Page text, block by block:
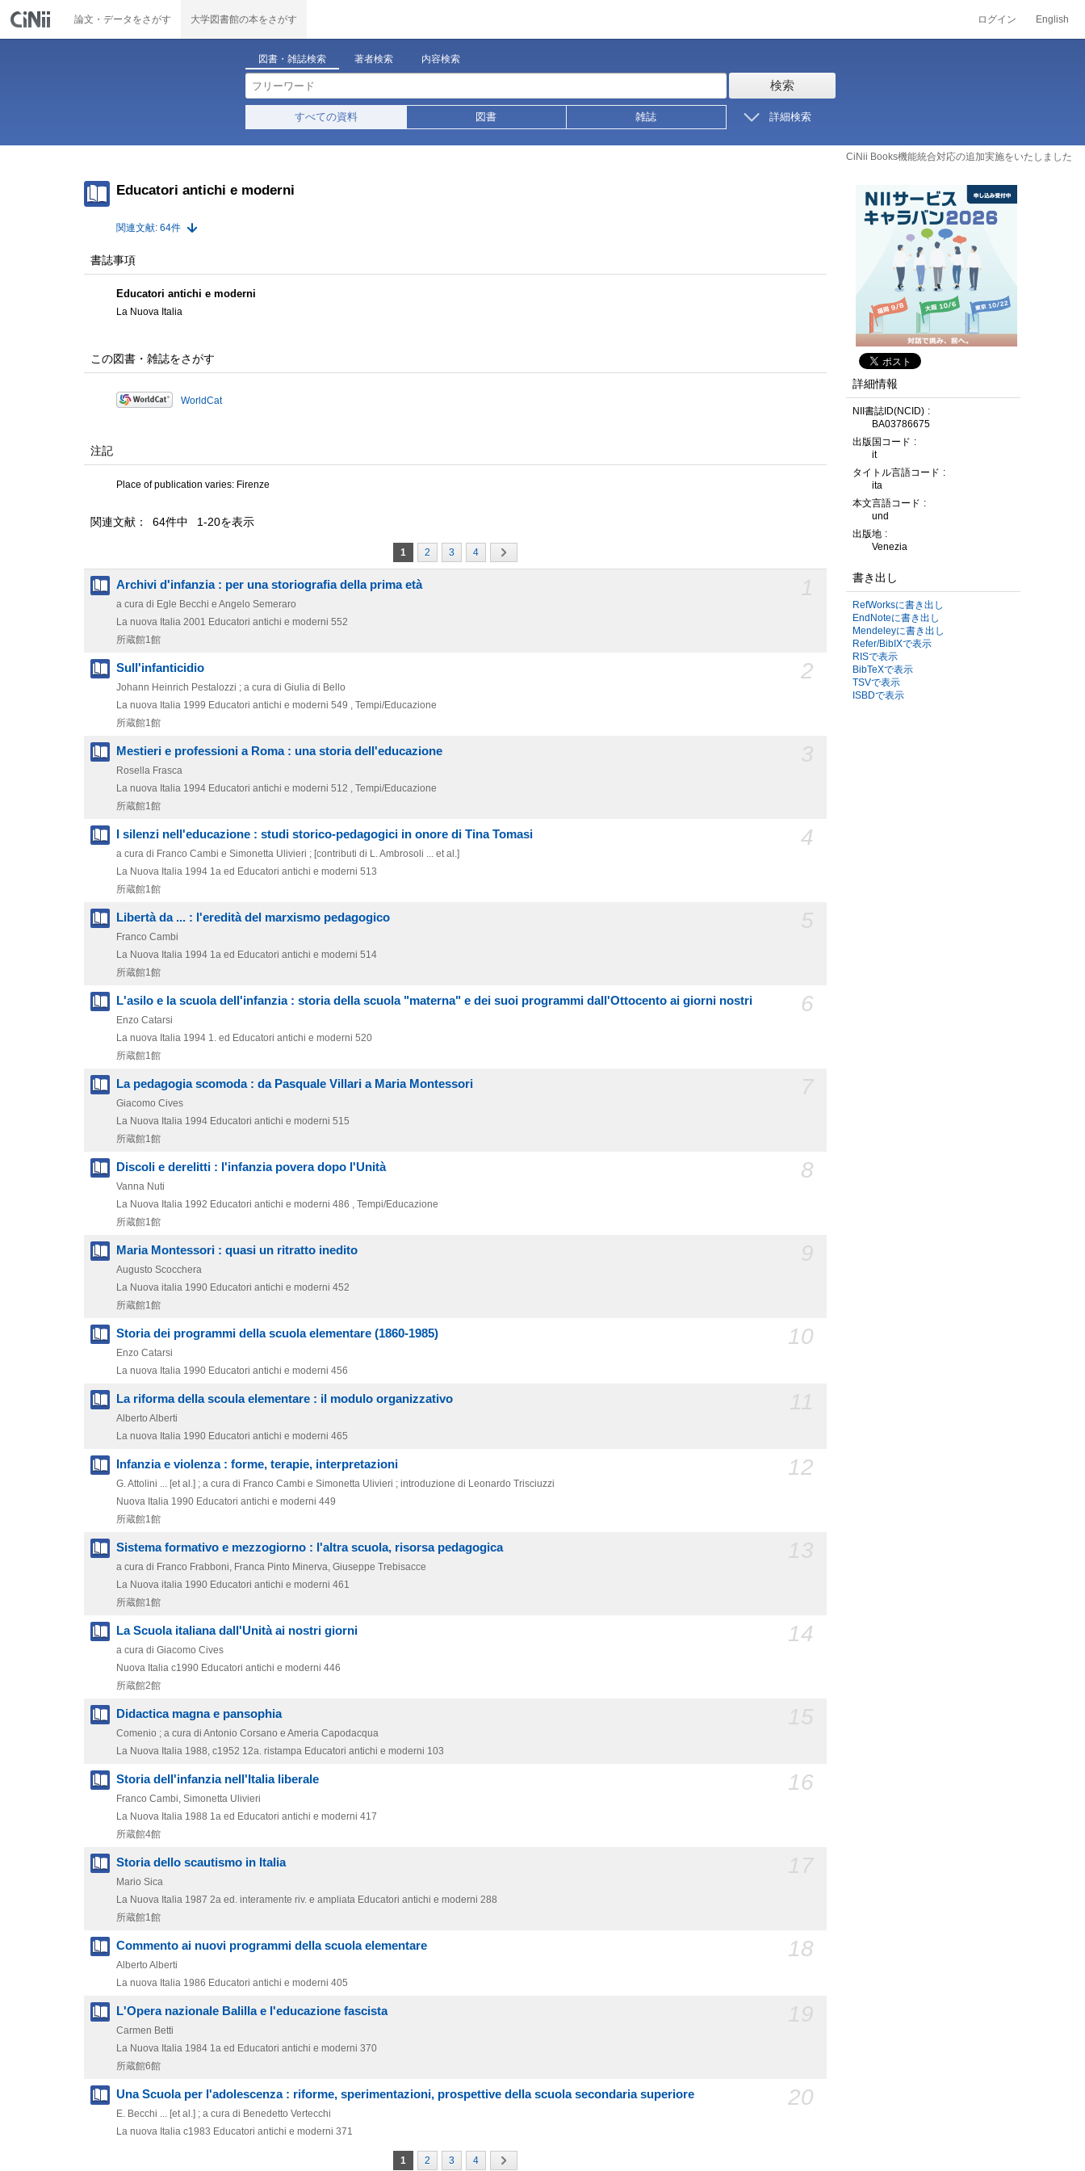
論文・データをさがす 大学図書館の本をさがす ログイン English
図書・雑誌検索 著者検索 内容検索
検索
すべての資料 図書 雑誌 詳細検索
CiNii Books機能統合対応の追加実施をいたしました
Educatori antichi e moderni
関連文献: 64件
書誌事項
Educatori antichi e moderni
La Nuova Italia
この図書・雑誌をさがす
WorldCat
注記
Place of publication varies: Firenze
関連文献： 64件中 1-20を表示
1 2 3 4
Archivi d'infanzia : per una storiografia della prima età
a cura di Egle Becchi e Angelo Semeraro
La nuova Italia 2001 Educatori antichi e moderni 552
所蔵館1館
2
Sull'infanticidio
Johann Heinrich Pestalozzi ; a cura di Giulia di Bello
La nuova Italia 1999 Educatori antichi e moderni 549 , Tempi/Educazione
所蔵館1館
Mestieri e professioni a Roma : una storia dell'educazione
Rosella Frasca
La nuova Italia 1994 Educatori antichi e moderni 512 , Tempi/Educazione
所蔵館1館
4
I silenzi nell'educazione : studi storico-pedagogici in onore di Tina Tomasi
a cura di Franco Cambi e Simonetta Ulivieri ; [contributi di L. Ambrosoli ... et al.]
La Nuova Italia 1994 1a ed Educatori antichi e moderni 513
所蔵館1館
Libertà da ... : l'eredità del marxismo pedagogico
Franco Cambi
La Nuova Italia 1994 1a ed Educatori antichi e moderni 514
所蔵館1館
6
L'asilo e la scuola dell'infanzia : storia della scuola "materna" e dei suoi programmi dall'Ottocento ai giorni nostri
Enzo Catarsi
La nuova Italia 1994 1. ed Educatori antichi e moderni 520
所蔵館1館
La pedagogia scomoda : da Pasquale Villari a Maria Montessori
Giacomo Cives
La Nuova Italia 1994 Educatori antichi e moderni 515
所蔵館1館
8
Discoli e derelitti : l'infanzia povera dopo l'Unità
Vanna Nuti
La Nuova Italia 1992 Educatori antichi e moderni 486 , Tempi/Educazione
所蔵館1館
Maria Montessori : quasi un ritratto inedito
Augusto Scocchera
La Nuova italia 1990 Educatori antichi e moderni 452
所蔵館1館
10
Storia dei programmi della scuola elementare (1860-1985)
Enzo Catarsi
La nuova Italia 1990 Educatori antichi e moderni 456
La riforma della scoula elementare : il modulo organizzativo
Alberto Alberti
La nuova Italia 1990 Educatori antichi e moderni 465
12
Infanzia e violenza : forme, terapie, interpretazioni
G. Attolini ... [et al.] ; a cura di Franco Cambi e Simonetta Ulivieri ; introduzione di Leonardo Trisciuzzi
Nuova Italia 1990 Educatori antichi e moderni 449
所蔵館1館
Sistema formativo e mezzogiorno : l'altra scuola, risorsa pedagogica
a cura di Franco Frabboni, Franca Pinto Minerva, Giuseppe Trebisacce
La Nuova italia 1990 Educatori antichi e moderni 461
所蔵館1館
14
La Scuola italiana dall'Unità ai nostri giorni
a cura di Giacomo Cives
Nuova Italia c1990 Educatori antichi e moderni 446
所蔵館2館
Didactica magna e pansophia
Comenio ; a cura di Antonio Corsano e Ameria Capodacqua
La Nuova Italia 1988, c1952 12a. ristampa Educatori antichi e moderni 103
16
Storia dell'infanzia nell'Italia liberale
Franco Cambi, Simonetta Ulivieri
La Nuova Italia 1988 1a ed Educatori antichi e moderni 417
所蔵館4館
Storia dello scautismo in Italia
Mario Sica
La Nuova Italia 1987 2a ed. interamente riv. e ampliata Educatori antichi e moderni 288
所蔵館1館
18
Commento ai nuovi programmi della scuola elementare
Alberto Alberti
La nuova Italia 1986 Educatori antichi e moderni 405
L'Opera nazionale Balilla e l'educazione fascista
Carmen Betti
La Nuova Italia 1984 1a ed Educatori antichi e moderni 370
所蔵館6館
20
Una Scuola per l'adolescenza : riforme, sperimentazioni, prospettive della scuola secondaria superiore
E. Becchi ... [et al.] ; a cura di Benedetto Vertecchi
La nuova Italia c1983 Educatori antichi e moderni 371
1 2 3 4
詳細情報
NII書誌ID(NCID)
BA03786675
出版国コード
it
タイトル言語コード
ita
本文言語コード
und
出版地
Venezia
書き出し
RefWorksに書き出し
EndNoteに書き出し
Mendeleyに書き出し
Refer/BibIXで表示
RISで表示
BibTeXで表示
TSVで表示
ISBDで表示